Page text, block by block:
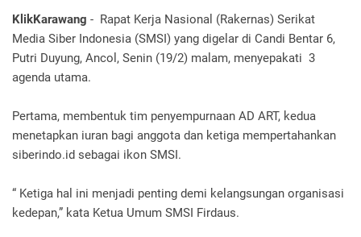
KlikKarawang - Rapat Kerja Nasional (Rakernas) Serikat
Media Siber Indonesia (SMSI) yang digelar di Candi Bentar 6,
Putri Duyung, Ancol, Senin (19/2) malam, menyepakati 3
agenda utama.
Pertama, membentuk tim penyempurnaan AD ART, kedua
menetapkan iuran bagi anggota dan ketiga mempertahankan
siberindo.id sebagai ikon SMSI.
“ Ketiga hal ini menjadi penting demi kelangsungan organisasi
kedepan,” kata Ketua Umum SMSI Firdaus.